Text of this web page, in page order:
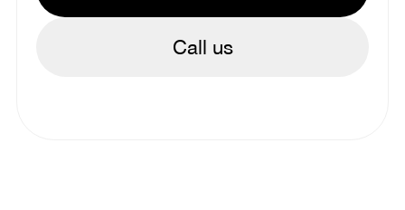
Call us